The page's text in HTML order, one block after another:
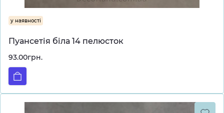
у наявності
Пуансетія біла 14 пелюсток
93.00грн.